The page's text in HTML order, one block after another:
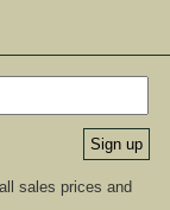
sales prices and